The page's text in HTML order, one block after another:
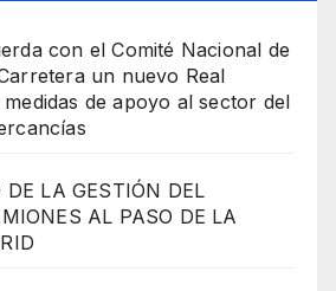
con el Comité Nacional de
un nuevo Real
de apoyo al sector del
LA GESTIÓN DEL
AL PASO DE LA